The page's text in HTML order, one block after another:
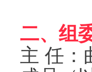
二、组
主 任：